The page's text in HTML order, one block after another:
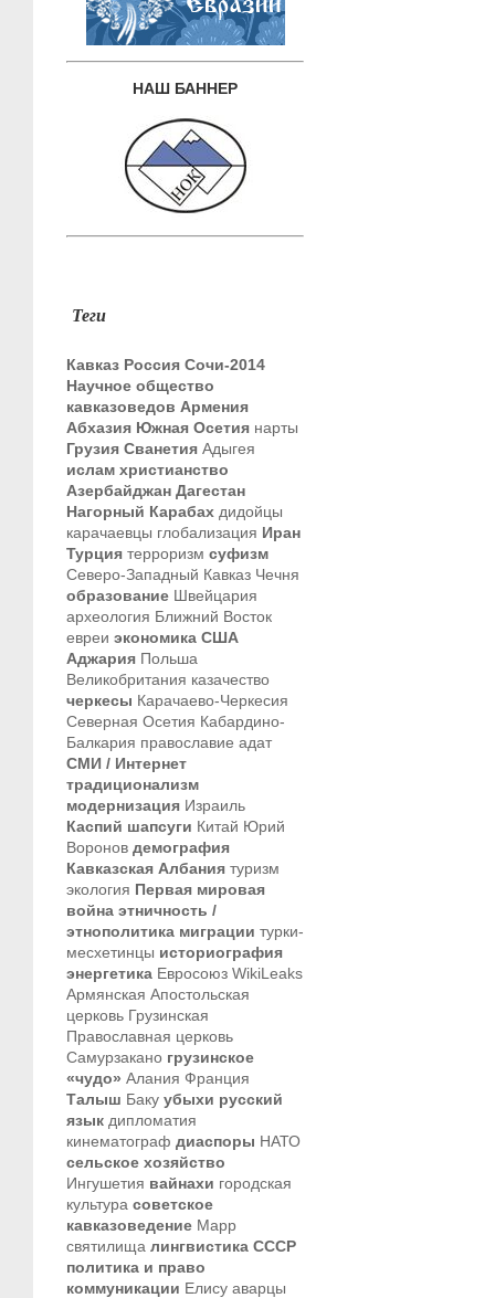
НАШ БАННЕР
Теги
Кавказ Россия Сочи-2014
Научное общество
кавказоведов Армения
Абхазия Южная Осетия нарты
Грузия Сванетия Адыгея
ислам христианство
Азербайджан Дагестан
Нагорный Карабах дидойцы
карачаевцы глобализация Иран
Турция терроризм суфизм
Северо-Западный Кавказ Чечня
образование Швейцария
археология Ближний Восток
евреи экономика США
Аджария Польша
Великобритания казачество
черкесы Карачаево-Черкесия
Северная Осетия Кабардино-
Балкария православие адат
СМИ / Интернет
традиционализм
модернизация Израиль
Каспий шапсуги Китай Юрий
Воронов демография
Кавказская Албания туризм
экология Первая мировая
война этничность /
этнополитика миграции турки-
месхетинцы историография
энергетика Евросоюз WikiLeaks
Армянская Апостольская
церковь Грузинская
Православная церковь
Самурзакано грузинское
«чудо» Алания Франция
Талыш Баку убыхи русский
язык дипломатия
кинематограф диаспоры НАТО
сельское хозяйство
Ингушетия вайнахи городская
культура советское
кавказоведение Марр
святилища лингвистика СССР
политика и право
коммуникации Елису аварцы